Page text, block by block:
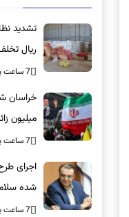
ریال
7 ساعت پیش
میلیون
7 ساعت پیش
شده
7 ساعت پیش